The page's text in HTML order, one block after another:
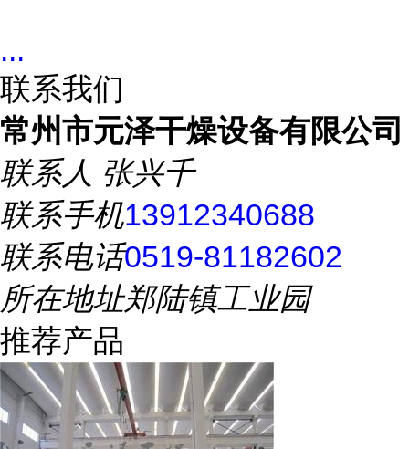
...
联系我们
常州市元泽干燥设备有限公司
联系人 张兴千
联系手机13912340688
联系电话0519-81182602
所在地址郑陆镇工业园
推荐产品